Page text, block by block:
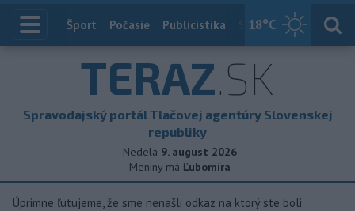
18°C
Index
Šport Počasie Publicistika Slovensko
TERAZ.SK
Spravodajský portál Tlačovej agentúry Slovenskej
republiky
Nedela 9. august 2026
Meniny má Ľubomíra
Úprimne ľutujeme, že sme nenašli odkaz na ktorý ste boli